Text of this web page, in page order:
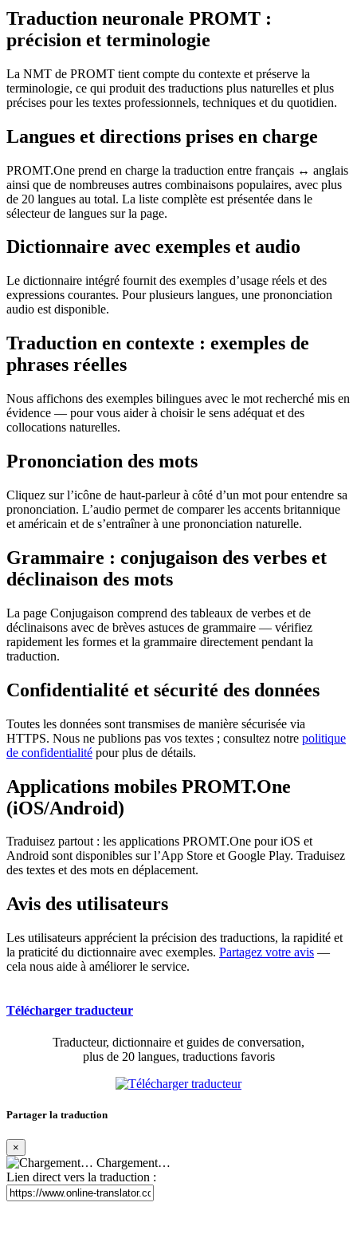
Traduction neuronale PROMT :
précision et terminologie
La NMT de PROMT tient compte du contexte et préserve la
terminologie, ce qui produit des traductions plus naturelles et plus
précises pour les textes professionnels, techniques et du quotidien.
Langues et directions prises en charge
PROMT.One prend en charge la traduction entre français ↔ anglais
ainsi que de nombreuses autres combinaisons populaires, avec plus
de 20 langues au total. La liste complète est présentée dans le
sélecteur de langues sur la page.
Dictionnaire avec exemples et audio
Le dictionnaire intégré fournit des exemples d’usage réels et des
expressions courantes. Pour plusieurs langues, une prononciation
audio est disponible.
Traduction en contexte : exemples de
phrases réelles
Nous affichons des exemples bilingues avec le mot recherché mis en
évidence — pour vous aider à choisir le sens adéquat et des
collocations naturelles.
Prononciation des mots
Cliquez sur l’icône de haut-parleur à côté d’un mot pour entendre sa
prononciation. L’audio permet de comparer les accents britannique
et américain et de s’entraîner à une prononciation naturelle.
Grammaire : conjugaison des verbes et
déclinaison des mots
La page Conjugaison comprend des tableaux de verbes et de
déclinaisons avec de brèves astuces de grammaire — vérifiez
rapidement les formes et la grammaire directement pendant la
traduction.
Confidentialité et sécurité des données
Toutes les données sont transmises de manière sécurisée via
HTTPS. Nous ne publions pas vos textes ; consultez notre politique
de confidentialité pour plus de détails.
Applications mobiles PROMT.One
(iOS/Android)
Traduisez partout : les applications PROMT.One pour iOS et
Android sont disponibles sur l’App Store et Google Play. Traduisez
des textes et des mots en déplacement.
Avis des utilisateurs
Les utilisateurs apprécient la précision des traductions, la rapidité et
la praticité du dictionnaire avec exemples. Partagez votre avis —
cela nous aide à améliorer le service.
Télécharger traducteur
Traducteur, dictionnaire et guides de conversation,
plus de 20 langues, traductions favoris
Partager la traduction
×
Chargement…
Lien direct vers la traduction :